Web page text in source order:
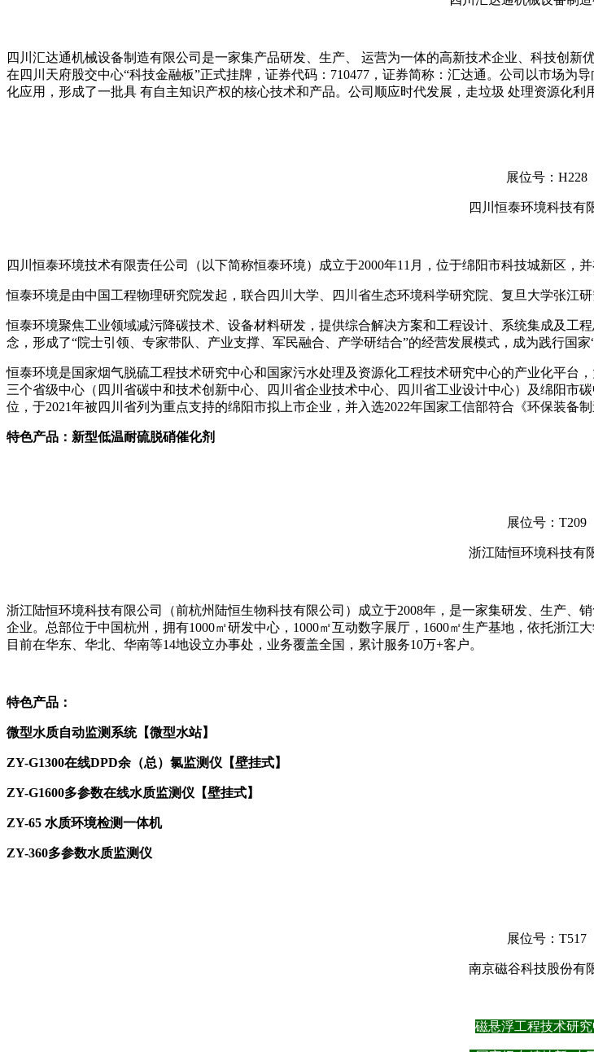
四川汇达通机械设备制造有限公司是一家集产品研发、生产、 运营为一体的高新技术企业、科技创
在四川天府股交中心“科技金融板”正式挂牌，证券代码：710477，证券简称：汇达通。公司以市场
化应用，形成了一批具 有自主知识产权的核心技术和产品。公司顺应时代发展，走垃圾 处理资源化利
展位号：H228
四川恒泰环境科技有
四川恒泰环境技术有限责任公司（以下简称恒泰环境）成立于2000年11月，位于绵阳市科技城新区，
恒泰环境是由中国工程物理研究院发起，联合四川大学、四川省生态环境科学研究院、复旦大学张江
恒泰环境聚焦工业领域减污降碳技术、设备材料研发，提供综合解决方案和工程设计、系统集成及工
念，形成了“院士引领、专家带队、产业支撑、军民融合、产学研结合”的经营发展模式，成为践行国家
恒泰环境是国家烟气脱硫工程技术研究中心和国家污水处理及资源化工程技术研究中心的产业化平台
三个省级中心（四川省碳中和技术创新中心、四川省企业技术中心、四川省工业设计中心）及绵阳
位，于2021年被四川省列为重点支持的绵阳市拟上市企业，并入选2022年国家工信部符合《环保装备制
特色产品：新型低温耐硫脱硝催化剂
展位号：T209
浙江陆恒环境科技有
浙江陆恒环境科技有限公司（前杭州陆恒生物科技有限公司）成立于2008年，是一家集研发、生产
企业。总部位于中国杭州，拥有1000㎡研发中心，1000㎡互动数字展厅，1600㎡生产基地，依托浙江
目前在华东、华北、华南等14地设立办事处，业务覆盖全国，累计服务10万+客户。
特色产品：
微型水质自动监测系统【微型水站】
ZY-G1300在线DPD余（总）氯监测仪【壁挂式】
ZY-G1600多参数在线水质监测仪【壁挂式】
ZY-65 水质环境检测一体机
ZY-360多参数水质监测仪
展位号：T517
南京磁谷科技股份有
磁悬浮工程技术研